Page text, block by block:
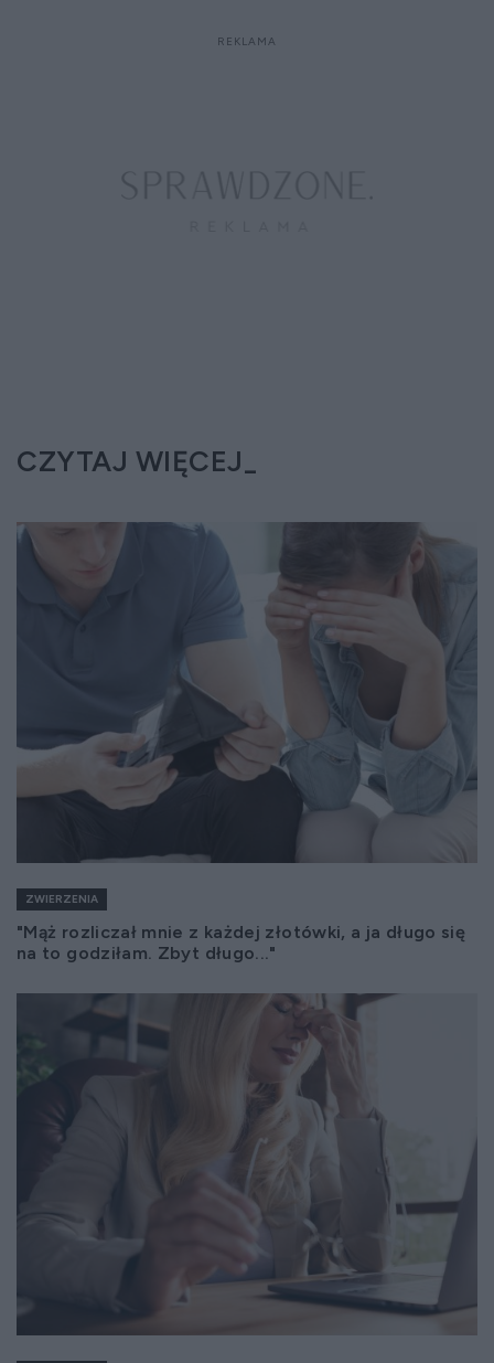
CZYTAJ WIĘCEJ
ZWIERZENIA
"Mąż rozliczał mnie z każdej złotówki, a ja długo się
na to godziłam. Zbyt długo..."